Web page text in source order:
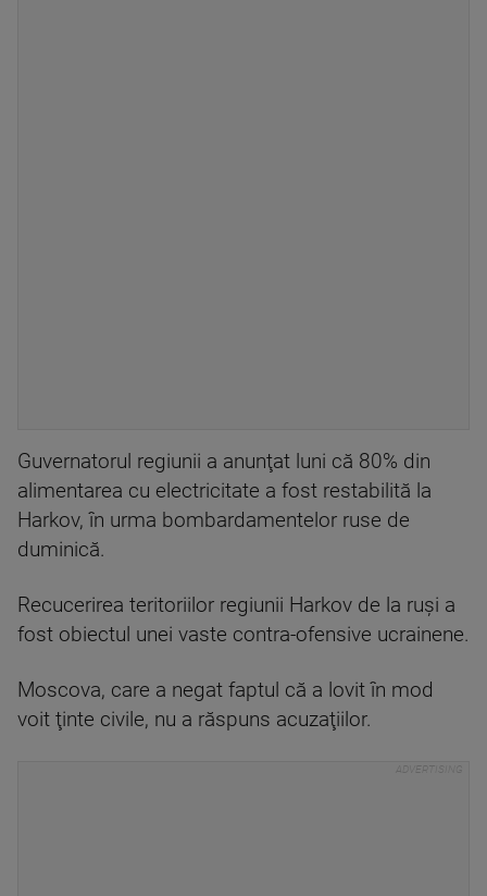
Guvernatorul regiunii a anunţat luni că 80% din
alimentarea cu electricitate a fost restabilită la
Harkov, în urma bombardamentelor ruse de
duminică.
Recucerirea teritoriilor regiunii Harkov de la ruși a
fost obiectul unei vaste contra-ofensive ucrainene.
Moscova, care a negat faptul că a lovit în mod
voit ţinte civile, nu a răspuns acuzaţiilor.